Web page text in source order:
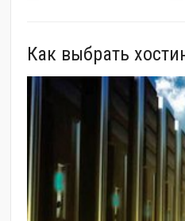
Как выбрать